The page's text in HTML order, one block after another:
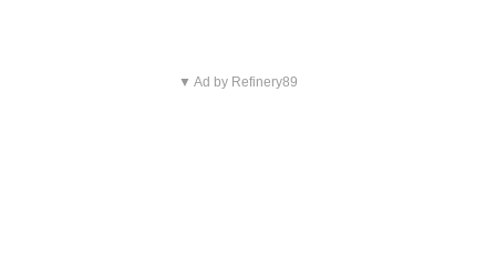
▼ Ad by Refinery89